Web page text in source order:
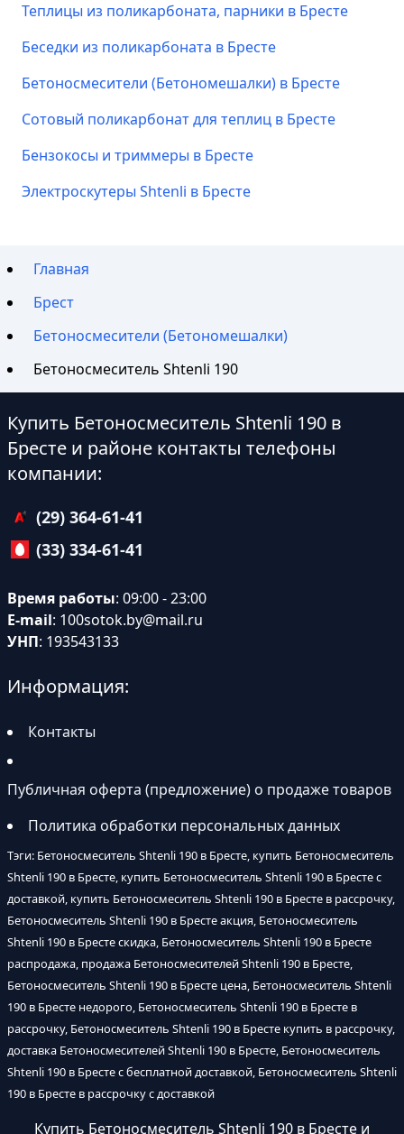
Теплицы из поликарбоната, парники в Бресте
Беседки из поликарбоната в Бресте
Бетоносмесители (Бетономешалки) в Бресте
Сотовый поликарбонат для теплиц в Бресте
Бензокосы и триммеры в Бресте
Электроскутеры Shtenli в Бресте
Главная
Брест
Бетоносмесители (Бетономешалки)
Бетоносмеситель Shtenli 190
Купить Бетоносмеситель Shtenli 190 в
Бресте и районе контакты телефоны
компании:
(29) 364-61-41
(33) 334-61-41
Время работы: 09:00 - 23:00
E-mail: 100sotok.by@mail.ru
УНП: 193543133
Информация:
Контакты
Публичная оферта (предложение) о продаже товаров
Политика обработки персональных данных
Тэги: Бетоносмеситель Shtenli 190 в Бресте, купить Бетоносмеситель
Shtenli 190 в Бресте, купить Бетоносмеситель Shtenli 190 в Бресте с
доставкой, купить Бетоносмеситель Shtenli 190 в Бресте в рассрочку,
Бетоносмеситель Shtenli 190 в Бресте акция, Бетоносмеситель
Shtenli 190 в Бресте скидка, Бетоносмеситель Shtenli 190 в Бресте
распродажа, продажа Бетоносмесителей Shtenli 190 в Бресте,
Бетоносмеситель Shtenli 190 в Бресте цена, Бетоносмеситель Shtenli
190 в Бресте недорого, Бетоносмеситель Shtenli 190 в Бресте в
рассрочку, Бетоносмеситель Shtenli 190 в Бресте купить в рассрочку,
доставка Бетоносмесителей Shtenli 190 в Бресте, Бетоносмеситель
Shtenli 190 в Бресте с бесплатной доставкой, Бетоносмеситель Shtenli
190 в Бресте в рассрочку с доставкой
Купить Бетоносмеситель Shtenli 190 в Бресте и